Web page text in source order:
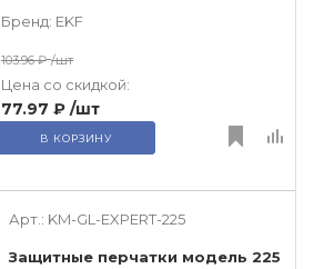
Бренд: EKF
103.96 ₽ /шт
Цена со скидкой:
77.97 ₽ /шт
В КОРЗИНУ
Арт.: KM-GL-EXPERT-225
Защитные перчатки модель 225